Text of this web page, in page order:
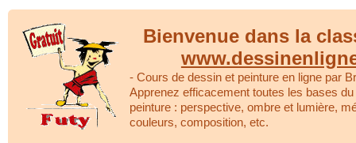
Bienvenue dans la
- Cours de dessin et peinture en ligne par
Apprenez efficacement toutes les bases
peinture : perspective, ombre et lumière,
couleurs, composition, etc.